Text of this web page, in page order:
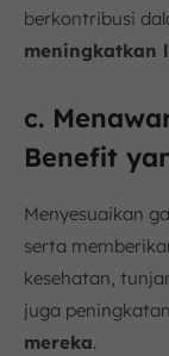
berkontribusi
meningkatkan
c.
Benefit
Menyesuaikan
serta
kesehatan,
juga
mereka.